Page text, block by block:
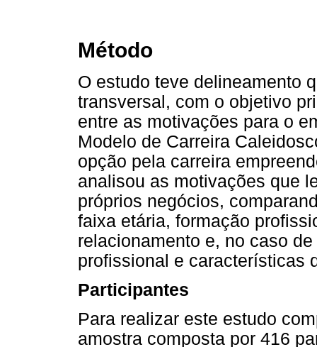
Método
O estudo teve delineamento
transversal, com o objetivo
entre as motivações para o
Modelo de Carreira
opção pela carreira
analisou as motivações que
próprios negócios,
faixa etária, formação
relacionamento e, no caso
profissional e características
Participantes
Para realizar este estudo
amostra composta por 416